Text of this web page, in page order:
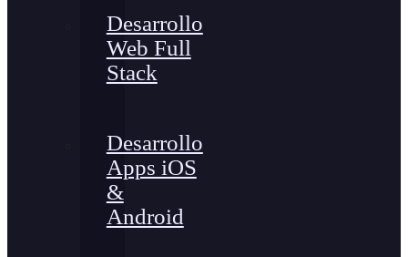
Desarrollo
Web Full
Stack
Desarrollo
Apps iOS
&
Android